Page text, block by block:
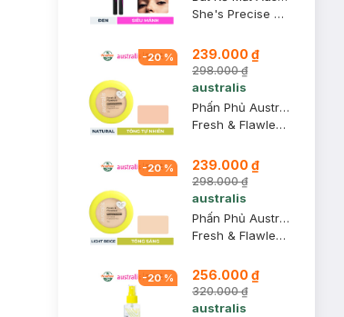
She's Precise Liquid Eyeliner
-20% 239.000 ₫
298.000 ₫
australis
Phấn Phủ Australis Kiềm Dầu 2in1 #Natural 12g
Fresh & Flawless Pressed Powder
-20% 239.000 ₫
298.000 ₫
australis
Phấn Phủ Australis Kiềm Dầu 2in1 #Light Beige 12g
Fresh & Flawless Pressed Powder
-20% 256.000 ₫
320.000 ₫
australis